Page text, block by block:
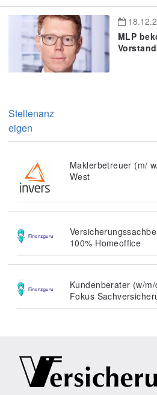
MLP
Stellenanz
eigen
Maklerbetreuer (m/
West
100% Homeoffice
Kundenberater (w/
Fokus